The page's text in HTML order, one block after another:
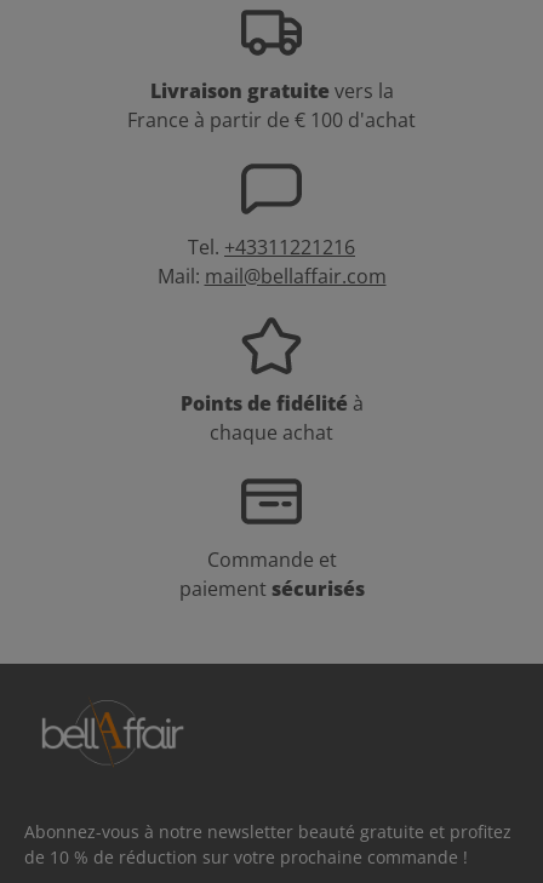
Livraison gratuite vers la
France à partir de € 100 d'achat
Tel. +43311221216
Mail: mail@bellaffair.com
Points de fidélité à
chaque achat
Commande et
paiement sécurisés
Abonnez-vous à notre newsletter beauté gratuite et profitez
de 10 % de réduction sur votre prochaine commande !